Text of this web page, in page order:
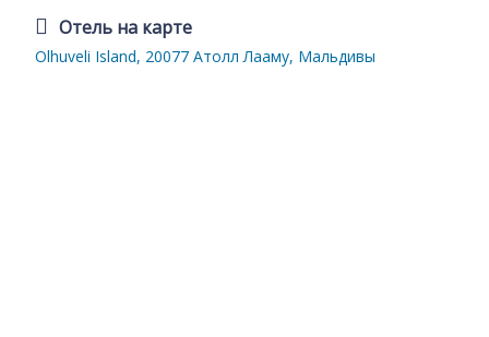
Отель на карте
Olhuveli Island, 20077 Атолл Лааму, Мальдивы